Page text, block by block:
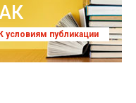
условиям публикации